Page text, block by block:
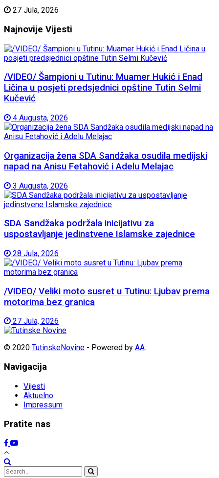
27 Jula, 2026
Najnovije Vijesti
/VIDEO/ Šampioni u Tutinu: Muamer Hukić i Enad
Ličina u posjeti predsjednici opštine Tutin Selmi
Kučević
4 Augusta, 2026
Organizacija žena SDA Sandžaka osudila medijski
napad na Anisu Fetahović i Adelu Melajac
3 Augusta, 2026
SDA Sandžaka podržala inicijativu za
uspostavljanje jedinstvene Islamske zajednice
28 Jula, 2026
/VIDEO/ Veliki moto susret u Tutinu: Ljubav prema
motorima bez granica
27 Jula, 2026
© 2020 TutinskeNovine - Powered by AA.
Navigacija
Vijesti
Aktuelno
Impressum
Pratite nas